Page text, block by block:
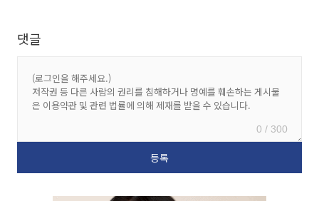
댓글
0 / 300